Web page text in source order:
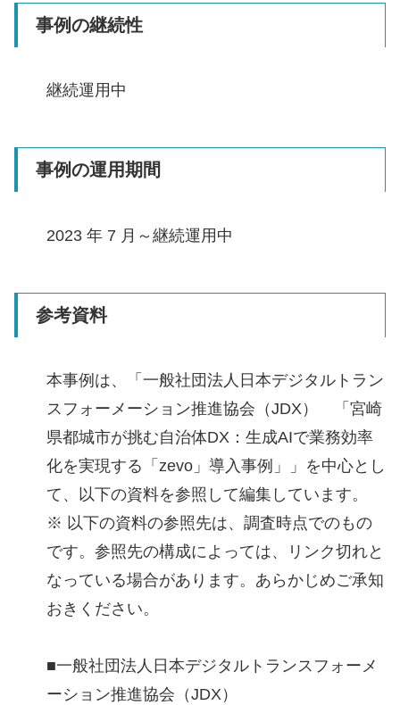
事例の継続性
継続運用中
事例の運用期間
2023 年 7 月～継続運用中
参考資料
本事例は、「一般社団法人日本デジタルトラン
スフォーメーション推進協会（JDX） 「宮崎
県都城市が挑む自治体DX：生成AIで業務効率
化を実現する「zevo」導入事例」」を中心とし
て、以下の資料を参照して編集しています。
※ 以下の資料の参照先は、調査時点でのもの
です。参照先の構成によっては、リンク切れと
なっている場合があります。あらかじめご承知
おきください。
■一般社団法人日本デジタルトランスフォーメ
ーション推進協会（JDX）